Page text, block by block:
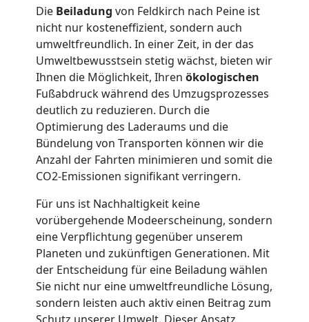
Die Beiladung von Feldkirch nach Peine ist
nicht nur kosteneffizient, sondern auch
umweltfreundlich. In einer Zeit, in der das
Umweltbewusstsein stetig wächst, bieten wir
Ihnen die Möglichkeit, Ihren ökologischen
Fußabdruck während des Umzugsprozesses
deutlich zu reduzieren. Durch die
Optimierung des Laderaums und die
Bündelung von Transporten können wir die
Anzahl der Fahrten minimieren und somit die
CO2-Emissionen signifikant verringern.
Für uns ist Nachhaltigkeit keine
vorübergehende Modeerscheinung, sondern
eine Verpflichtung gegenüber unserem
Planeten und zukünftigen Generationen. Mit
der Entscheidung für eine Beiladung wählen
Sie nicht nur eine umweltfreundliche Lösung,
sondern leisten auch aktiv einen Beitrag zum
Schutz unserer Umwelt. Dieser Ansatz
LKW
Möbellift
Feldkirch
Übersiedlung
Feldkirch
Klaviertransport
Feldkirch